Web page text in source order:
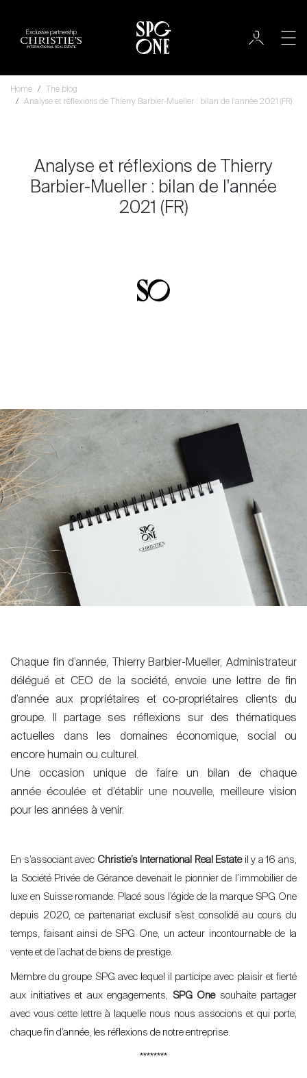
Exclusive partnership
Home
The blog
Analyse et réflexions de Thierry Barbier-Mueller : bilan de l'année 2021 (FR)
Analyse et réflexions de Thierry
Barbier-Mueller : bilan de l'année
2021 (FR)
Chaque fin d’année, Thierry Barbier-Mueller, Administrateur
délégué et CEO de la société, envoie une lettre de fin
d’année aux propriétaires et co-propriétaires clients du
groupe. Il partage ses réflexions sur des thématiques
actuelles dans les domaines économique, social ou
encore humain ou culturel.
Une occasion unique de faire un bilan de chaque
année écoulée et d’établir une nouvelle, meilleure vision
pour les années à venir.
En s’associant avec Christie’s International Real Estateil y a 16 ans,
la Société Privée de Gérance devenait le pionnier de l’immobilier de
luxe en Suisse romande. Placé sous l’égide de la marque SPG One
depuis 2020, ce partenariat exclusif s’est consolidé au cours du
temps, faisant ainsi de SPG One, un acteur incontournable de la
vente et de l’achat de biens de prestige.
Membre du groupe SPG avec lequel il participe avec plaisir et fierté
aux initiatives et aux engagements, SPG Onesouhaite partager
avec vous cette lettre à laquelle nous nous associons et qui porte,
chaque fin d’année, les réflexions de notre entreprise.
********